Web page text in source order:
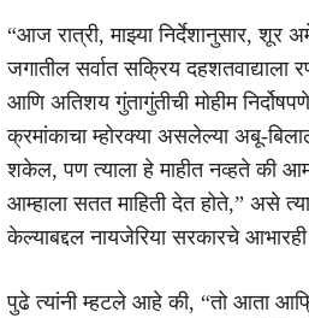
“आज रात्री, माझ्या निर्देशानुसार, शूर
जगातील सर्वात सक्रिय
आणि अतिशय गुंतागुंतीची मोहीम
क्रमांकाचा म्होरक्या असलेल्या अबू-
शकेल, पण त्याला हे माहीत नव्हते की
आम्हाला सतत माहिती देत होते,” असे
केल्याबद्दल नायजेरिया सरकारचे
पुढे त्यांनी म्हटले आहे की, “तो आता